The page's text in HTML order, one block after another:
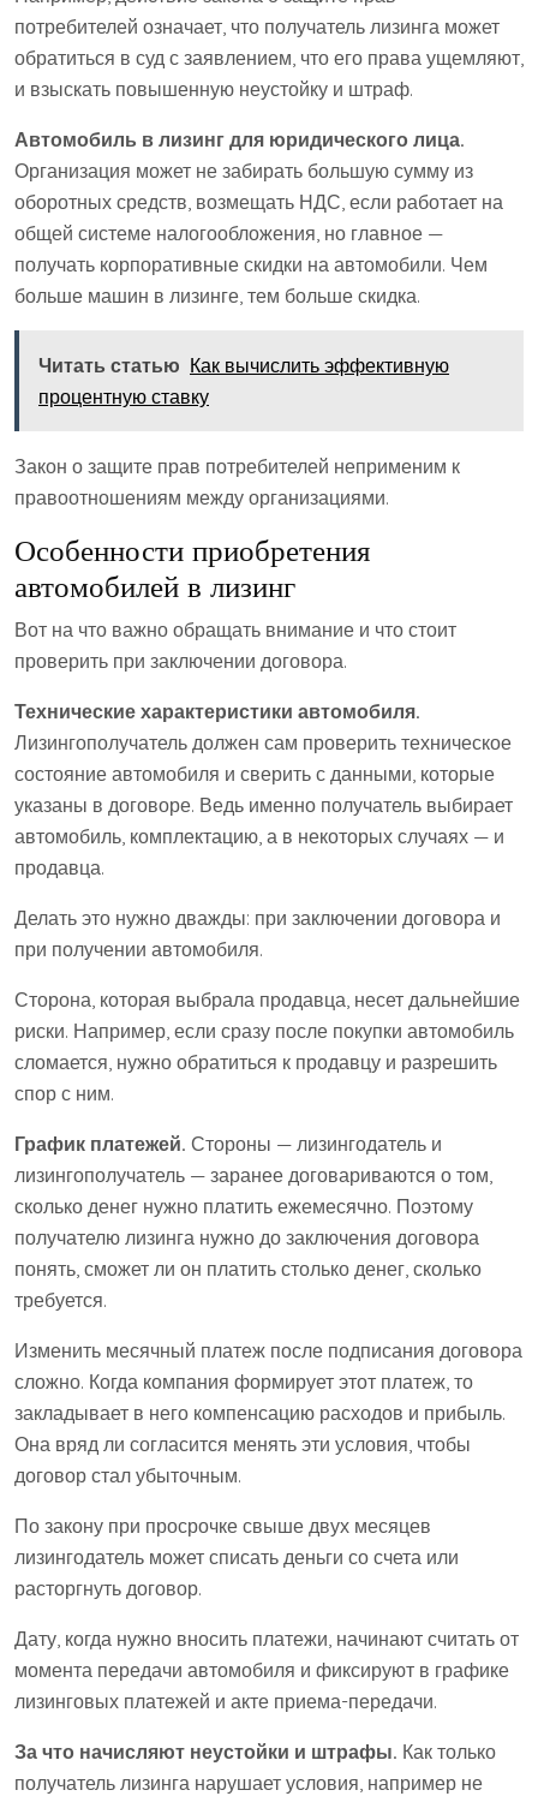
потребителей означает, что получатель лизинга может
обратиться в суд с заявлением, что его права ущемляют,
и взыскать повышенную неустойку и штраф.
Автомобиль в лизинг для юридического лица.
Организация может не забирать большую сумму из
оборотных средств, возмещать НДС, если работает на
общей системе налогообложения, но главное —
получать корпоративные скидки на автомобили. Чем
больше машин в лизинге, тем больше скидка.
Читать статью Как вычислить эффективную
процентную ставку
Закон о защите прав потребителей неприменим к
правоотношениям между организациями.
Особенности приобретения
автомобилей в лизинг
Вот на что важно обращать внимание и что стоит
проверить при заключении договора.
Технические характеристики автомобиля.
Лизингополучатель должен сам проверить техническое
состояние автомобиля и сверить с данными, которые
указаны в договоре. Ведь именно получатель выбирает
автомобиль, комплектацию, а в некоторых случаях — и
продавца.
Делать это нужно дважды: при заключении договора и
при получении автомобиля.
Сторона, которая выбрала продавца, несет дальнейшие
риски. Например, если сразу после покупки автомобиль
сломается, нужно обратиться к продавцу и разрешить
спор с ним.
График платежей. Стороны — лизингодатель и
лизингополучатель — заранее договариваются о том,
сколько денег нужно платить ежемесячно. Поэтому
получателю лизинга нужно до заключения договора
понять, сможет ли он платить столько денег, сколько
требуется.
Изменить месячный платеж после подписания договора
сложно. Когда компания формирует этот платеж, то
закладывает в него компенсацию расходов и прибыль.
Она вряд ли согласится менять эти условия, чтобы
договор стал убыточным.
По закону при просрочке свыше двух месяцев
лизингодатель может списать деньги со счета или
расторгнуть договор.
Дату, когда нужно вносить платежи, начинают считать от
момента передачи автомобиля и фиксируют в графике
лизинговых платежей и акте приема-передачи.
За что начисляют неустойки и штрафы. Как только
получатель лизинга нарушает условия, например не